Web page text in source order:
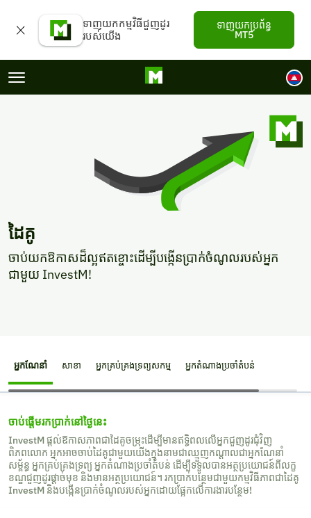
ទាញយកកម្មវិធីជួញដូរ
របស់យើង
ទាញយកប្រព័ន្ធ
MT5
Navgation Menu
ដៃគូ
ចាប់យកឱកាសដ៏ល្អឥតខ្ចោះដើម្បីបង្កើនប្រាក់ចំណូលរបស់អ្នក
ជាមួយ InvestM!
អ្នកណែនាំ សាខា អ្នកគ្រប់គ្រងទ្រព្យសកម្ម អ្នកតំណាងប្រចាំតំបន់
ចាប់ផ្តើមរកប្រាក់នៅថ្ងៃនេះ
InvestM ផ្តល់ឱកាសភាពជាដៃគូចម្រុះដើម្បីមានឥទ្ធិពលលើអ្នកជួញដូរជុំវិញ
ពិភពលោក អ្នកអាចចាប់ដៃគូជាមួយយើងក្នុងនាមជាឈ្មួញកណ្តាលជាអ្នកណែនាំ
សម្ព័ន្ធ អ្នកគ្រប់គ្រងទ្រព្យ អ្នកតំណាងប្រចាំតំបន់ ដើម្បីទទួលបានអត្ថប្រយោជន៍ពីលក្ខ
ខណ្ឌជួញដូរផ្តាច់មុខ និងមានអត្ថប្រយោជន៍។ រកប្រាក់បន្ថែមជាមួយកម្មវិធីភាពជាដៃគូ
InvestM និងបង្កើនប្រាក់ចំណូលរបស់អ្នកដោយផ្អែកលើការងារបន្ថែម!